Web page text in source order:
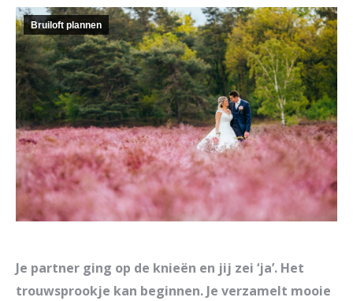
Bruiloft plannen
Je partner ging op de knieën en jij zei ‘ja’. Het
trouwsprookje kan beginnen. Je verzamelt mooie